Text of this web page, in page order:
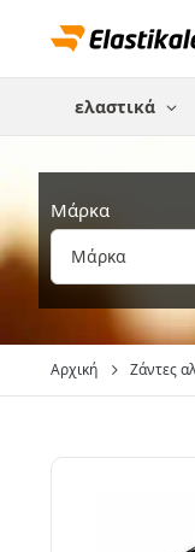
ελαστικά
Μάρκα
Αρχική Ζάντες